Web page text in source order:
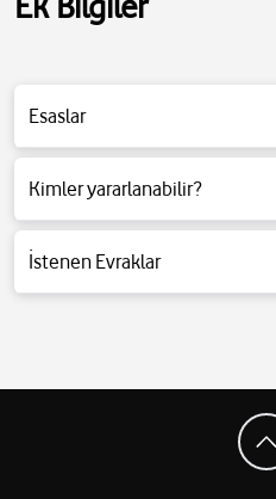
Esaslar
Detaylı bilgi için tıklayınız.
Kimler yararlanabilir?
Detaylı bilgi için tıklayınız.
İstenen Evraklar
Detaylı bilgi için tıklayınız.